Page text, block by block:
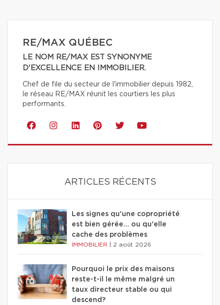
RE/MAX QUÉBEC
LE NOM RE/MAX EST SYNONYME
D'EXCELLENCE EN IMMOBILIER.
Chef de file du secteur de l'immobilier depuis 1982,
le réseau RE/MAX réunit les courtiers les plus
performants.
ARTICLES RÉCENTS
Les signes qu'une copropriété
est bien gérée… ou qu'elle
cache des problèmes
IMMOBILIER 2 août 2026
Pourquoi le prix des maisons
reste-t-il le même malgré un
taux directeur stable ou qui
descend?